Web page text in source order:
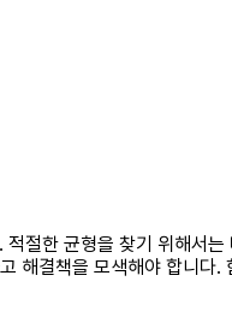
절한 균형을 찾기 위해서
해결책을 모색해야 합니다.